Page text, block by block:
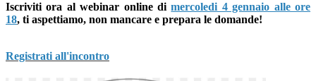
Iscriviti ora al webinar online dimercoledi 4 gennaio alle ore
18, ti aspettiamo, non mancare e prepara le domande!
Registrati all'incontro